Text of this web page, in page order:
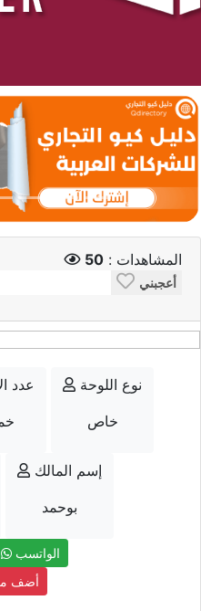
المشاهدات : 50
أعجبني
عدد
نوع اللوحة
خاص
إسم المالك
بوحمد
الواتسب
أضف